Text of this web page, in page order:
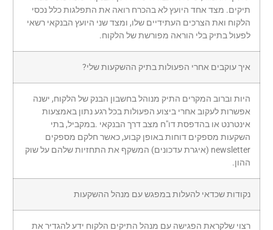
תיקים. מצד אחד היועץ לא בהכרח רואה את התפלגות כלל נכסי
הלקוח ואת הצרכים העתידיים שלו, ומצד שני היועץ הבנקאי רשאי
לפעול בתיק בלי הוראה מפורשת של הלקוח.
איך עוקבים אחרי הפעולות בתיק ההשקעות שלי?
היות וברוב המקרים התיק מנוהל בחשבון הבנק של הלקוח, ישנה
אפשרות לעקוב אחרי ביצוע הפעולות בכל רגע נתון באמצעות
אינטרנט או בהדפסת דו"ח מצב דרך הבנקאי .במקביל, בתי
השקעות מספקים דוחות באופן קבוע, כאשר חלקם מספקים
newsletter (איגרת עדכונים) המשקף את התחזיות שלהם על שוק
ההון.
נקודות שכדאי להעלות במפגש עם מנהל ההשקעות
רצוי שלקראת הפגישה עם מנהל התיקים הלקוח ידע להגדיר את